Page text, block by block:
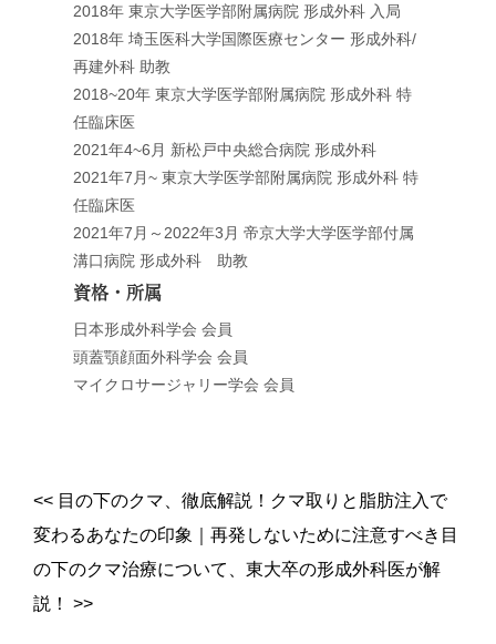
2018年 東京大学医学部附属病院 形成外科 入局
2018年 埼玉医科大学国際医療センター 形成外科/
再建外科 助教
2018~20年 東京大学医学部附属病院 形成外科 特
任臨床医
2021年4~6月 新松戸中央総合病院 形成外科
2021年7月~ 東京大学医学部附属病院 形成外科 特
任臨床医
2021年7月～2022年3月 帝京大学大学医学部付属
溝口病院 形成外科 助教
資格・所属
日本形成外科学会 会員
頭蓋顎顔面外科学会 会員
マイクロサージャリー学会 会員
<<目の下のクマ、徹底解説！クマ取りと脂肪注入で
変わるあなたの印象
再発しないために注意すべき目
の下のクマ治療について、東大卒の形成外科医が解
説！ >>